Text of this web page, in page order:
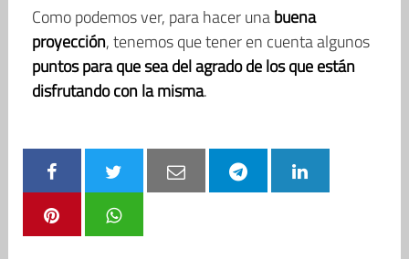
Como podemos ver, para hacer unabuena
proyección, tenemos que tener en cuenta algunos
puntos para que sea del agrado de los que están
disfrutando con la misma.